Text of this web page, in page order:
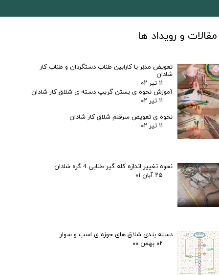
​مقالات و رویداد ها
تعویض مدبَر یا کارابین طناب دستگردان و طناب کار
شادان
۱۱ تیر ۰۲
آموزش نحوه ی بستن گریپ دسته ی شلاق کار شادان
۱۱ تیر ۰۲
نحوه ی تعویض سرقلم شلاق کار شادان
۱۱ تیر ۰۲
نحوه تغییر اندازه کله گیر طنابی 4 گره شادان
۲۵ آبان ۰۱
دسته بندی شلاق های حوزه ی اسب و سوار
۰۲ بهمن ۰۰